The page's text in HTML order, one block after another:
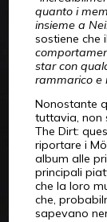
quanto i
insieme a
sostiene che
star con
rammarico e
Nonostante
tuttavia, non
The Dirt:
riportare i
album alle
principali
che la loro
che,
sapevano